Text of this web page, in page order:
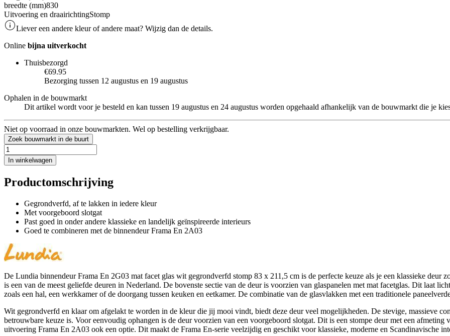
breedte (mm)830
Uitvoering en draairichtingStomp
Liever een andere kleur of andere maat? Wijzig dan de details.
Online bijna uitverkocht
Thuisbezorgd
€69.95
Bezorging tussen 12 augustus en 19 augustus
Ophalen in de bouwmarkt
Dit artikel wordt voor je besteld en kan tussen 19 augustus en 24 augustus worden opgehaald afhankelijk van de bouwmarkt die je
Niet op voorraad in onze bouwmarkten. Wel op bestelling verkrijgbaar.
Zoek bouwmarkt in de buurt
In winkelwagen
Productomschrijving
Gegrondverfd, af te lakken in iedere kleur
Met voorgeboord slotgat
Past goed in onder andere klassieke en landelijk geïnspireerde interieurs
Goed te combineren met de binnendeur Frama En 2A03
De Lundia binnendeur Frama En 2G03 mat facet glas wit gegrondverfd stomp 83 x 211,5 cm is de perfecte keuze als je een klassieke deur
is een van de meest geliefde deuren in Nederland. De bovenste sectie van de deur is voorzien van glaspanelen met mat facetglas. Dit laat
zoals een hal, een werkkamer of de doorgang tussen keuken en eetkamer. De combinatie van de glasvlakken met een traditionele
Wit gegrondverfd en klaar om afgelakt te worden in de kleur die jij mooi vindt, biedt deze deur veel mogelijkheden. De stevige, massieve
betrouwbare keuze is. Voor eenvoudig ophangen is de deur voorzien van een voorgeboord slotgat. Dit is een stompe deur met een
uitvoering Frama En 2A03 ook een optie. Dit maakt de Frama En-serie veelzijdig en geschikt voor klassieke, moderne en Scandinavische